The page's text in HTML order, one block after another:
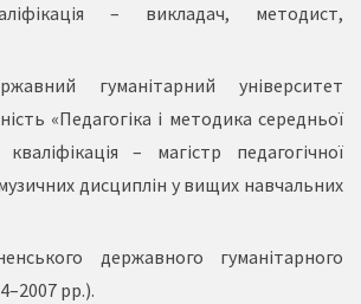
– викладач, методист,
гуманітарний університет
«Педагогіка і методика середньої
– магістр педагогічної
дисциплін у вищих навчальних
державного гуманітарного
рр.).